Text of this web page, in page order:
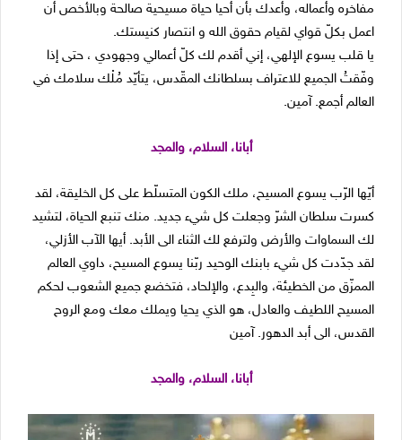
مفاخره وأعماله، وأعدك بأن أحيا حياة مسيحية صالحة وبالأخص أن
اعمل بكلّ قواي لقيام حقوق الله و انتصار كنيستك.
يا قلب يسوع الإلهي، إني أقدم لك كلّ أعمالي وجهودي ، حتى إذا
وفّقتُ الجميع للاعتراف بسلطانك المقّدس، يتأيّد مُلْك سلامك في
العالم أجمع. آمين.
أبانا، السلام، والمجد
أيّها الرّب يسوع المسيح، ملك الكون المتسلّط على كل الخليقة، لقد
كسرت سلطان الشرّ وجعلت كل شيء جديد. منك تنبع الحياة، لتشيد
لك السماوات والأرض ولترفع لك الثناء الى الأبد. أيها الآب الأزلي،
لقد جدّدت كل شيء بابنك الوحيد ربّنا يسوع المسيح، داوي العالم
الممزّق من الخطيئة، والبِدع، والإلحاد، فتخضع جميع الشعوب لحكم
المسيح اللطيف والعادل، هو الذي يحيا ويملك معك ومع الروح
القدس، الى أبد الدهور. آمين
أبانا، السلام، والمجد